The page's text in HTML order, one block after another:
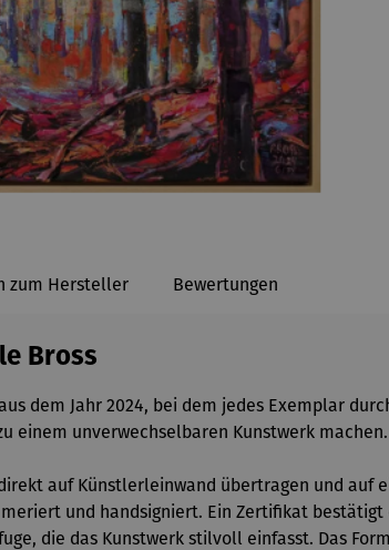
zum Hersteller Bewertungen
Bross
dem Jahr 2024, bei dem jedes Exemplar
einem unverwechselbaren Kunstwerk machen.
auf Künstlerleinwand übertragen und auf
und handsigniert. Ein Zertifikat
die das Kunstwerk stilvoll einfasst. Das